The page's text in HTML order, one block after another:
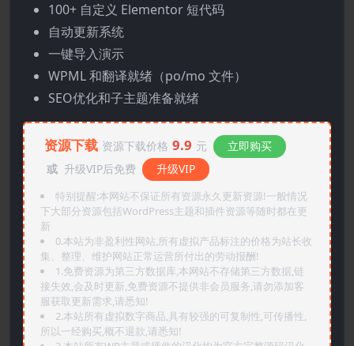
100+ 自定义 Elementor 短代码
自动更新系统
一键导入演示
WPML 和翻译就绪（po/mo 文件）
SEO优化和子主题准备就绪
资源下载 资源下载价格 9.9 元
立即购买
或 升级VIP后免费 升级VIP
特别提醒:本网站不保证所有资源永久更新资源!一般情况
下大部分资源包括WordPress主题和插件资源等随时都在更
新
0.本站为非盈利性网站,所有虚拟产品标注的价格为站长收
集、整理、维护网站正常运营所付出的劳动报酬!
1.免费资源为第三方数据库,本网站不存储第三方数据,链
接失效,会及时更新,免费资源不提供非会员服务,请勿添加客
服获取更新需求,请悉知!
2.本站所有虚拟数字商品,具有较强的可复制性,可传播性,
所以一经购买,概不退款,请悉知!